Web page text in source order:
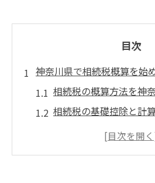
目次
神奈川県で相続税概算を始
相続税の概算方法を神
相続税の基礎控除と計
相続の流れと概算評価